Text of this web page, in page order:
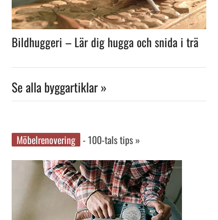
Bildhuggeri – Lär dig hugga och snida i trä
Se alla byggartiklar »
Möbelrenovering - 100-tals tips »